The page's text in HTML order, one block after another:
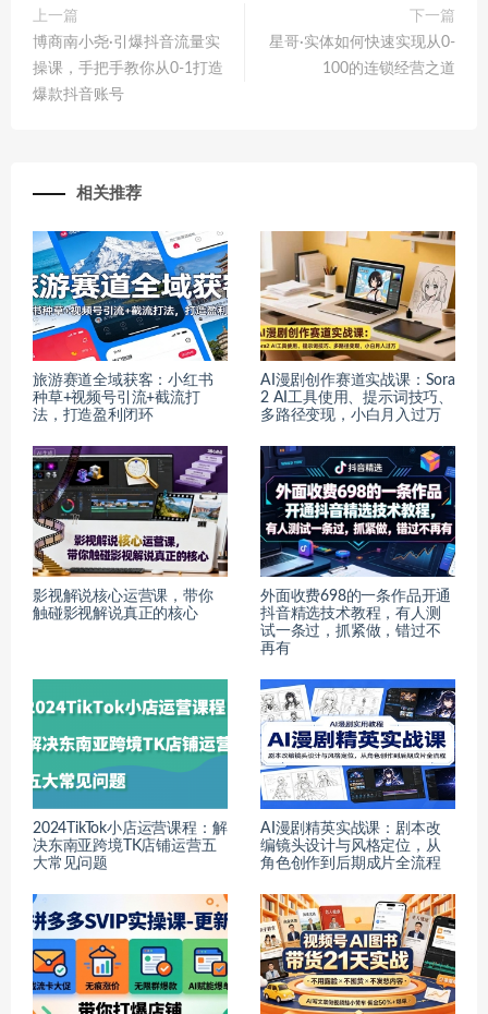
上一篇
博商南小尧·引爆抖音流量实
操课，手把手教你从0-1打造
爆款抖音账号
下一篇
星哥·实体如何快速实现从0-
100的连锁经营之道
相关推荐
旅游赛道全域获客：小红书
种草+视频号引流+截流打
法，打造盈利闭环
AI漫剧创作赛道实战课：Sora
2 AI工具使用、提示词技巧、
多路径变现，小白月入过万
影视解说核心运营课，带你
触碰影视解说真正的核心
外面收费698的一条作品开通
抖音精选技术教程，有人测
试一条过，抓紧做，错过不
再有
2024TikTok小店运营课程：解
决东南亚跨境TK店铺运营五
大常见问题
AI漫剧精英实战课：剧本改
编镜头设计与风格定位，从
角色创作到后期成片全流程